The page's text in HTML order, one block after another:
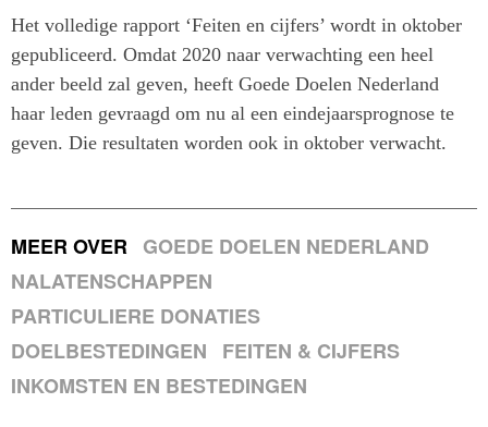
Het volledige rapport ‘Feiten en cijfers’ wordt in oktober
gepubliceerd. Omdat 2020 naar verwachting een heel
ander beeld zal geven, heeft Goede Doelen Nederland
haar leden gevraagd om nu al een eindejaarsprognose te
geven. Die resultaten worden ook in oktober verwacht.
MEER OVER GOEDE DOELEN NEDERLAND
NALATENSCHAPPEN
PARTICULIERE DONATIES
DOELBESTEDINGEN
FEITEN & CIJFERS
INKOMSTEN EN BESTEDINGEN